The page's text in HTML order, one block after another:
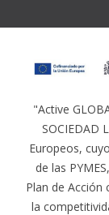
"Active
SOCIEDAD
Europeos,
de las
Plan de
la